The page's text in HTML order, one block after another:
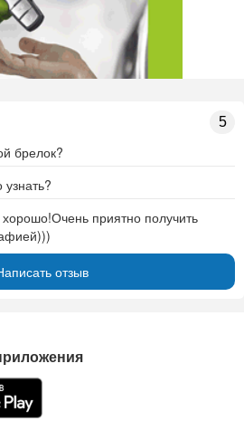
5
брелок?
приятно получить
отзыв